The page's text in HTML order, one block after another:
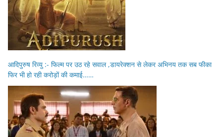
आदिपुरुष रिव्यु :- फिल्म पर उठ रहे सवाल ,डायरेक्शन से लेकर अभिनय तक सब फीका
फिर भी हो रही करोड़ों की कमाई……